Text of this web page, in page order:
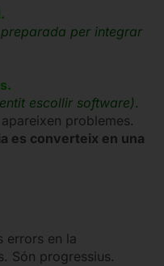
per integrar
escollir software).
problemes.
es converteix en una
errors en la
Són progressius.